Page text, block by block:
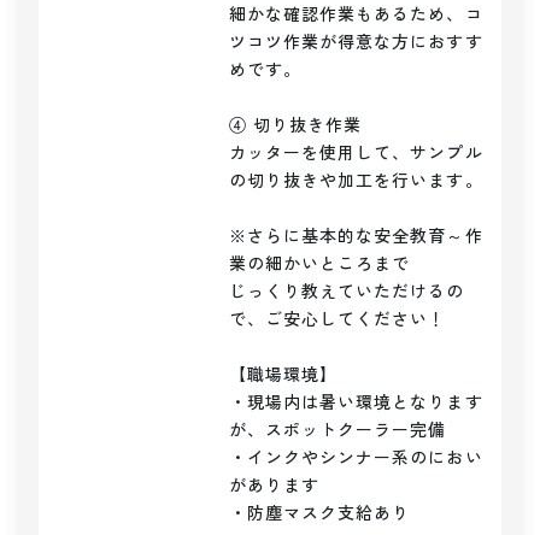
細かな確認作業もあるため、コ
ツコツ作業が得意な方におすす
めです。
④ 切り抜き作業
カッターを使用して、サンプル
の切り抜きや加工を行います。
※さらに基本的な安全教育～作
業の細かいところまで
じっくり教えていただけるの
で、ご安心してください！
【職場環境】
・現場内は暑い環境となります
が、スポットクーラー完備
・インクやシンナー系のにおい
があります
・防塵マスク支給あり